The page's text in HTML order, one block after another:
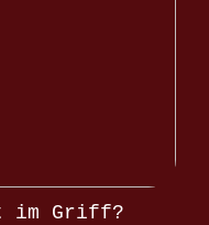
im Griff?